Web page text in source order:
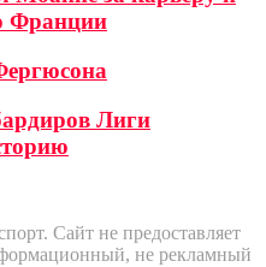
Франции
Лиги
Сайт не предоставляет
не рекламный